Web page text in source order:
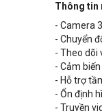
Thông tin
- Camera
- Chuyển
- Theo dõi
- Cảm
- Hỗ trợ
- Ổn định
- Truyền